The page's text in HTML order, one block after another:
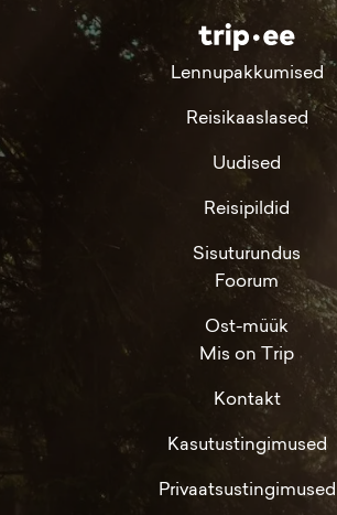
Lennupakkumised
Reisikaaslased
Uudised
Reisipildid
Sisuturundus
Foorum
Ost-müük
Mis on Trip
Kontakt
Kasutustingimused
Privaatsustingimused